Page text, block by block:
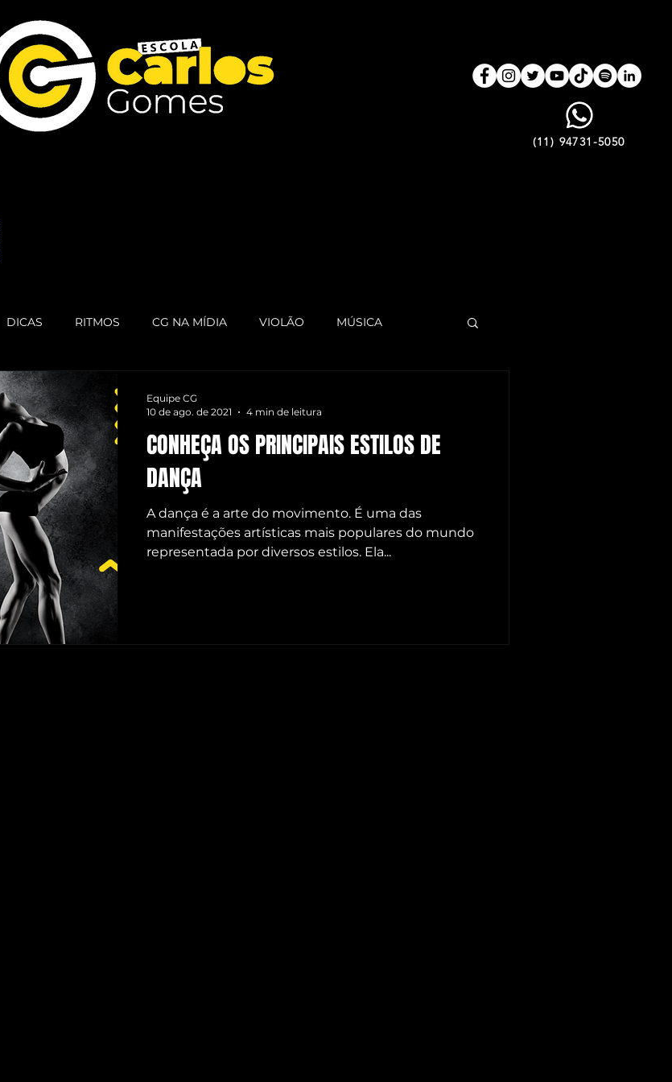
(11) 94731-5050
DICAS RITMOS CG NA MÍDIA VIOLÃO MÚSICA
PILATES ARTESANATO
PINTURA EM AQUARELA TECLADO HOMENAGEM CG
CONHEÇA OS PRINCIPAIS ESTILOS DE
DANÇA
A dança é a arte do movimento. É uma das
manifestações artísticas mais populares do mundo
representada por diversos estilos. Ela...
Equipe CG
10 de ago. de 2021
4 min de leitura